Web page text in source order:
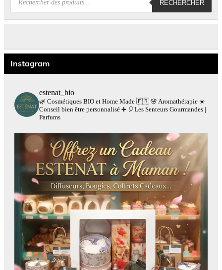
produits
RECHERCHER
Instagram
estenat_bio
🌿 Cosmétiques BIO et Home Made 🇫🇷🌸 Aromathérapie☀️
Conseil bien être personnalisé➕🎈Les Senteurs Gourmandes |
Parfums